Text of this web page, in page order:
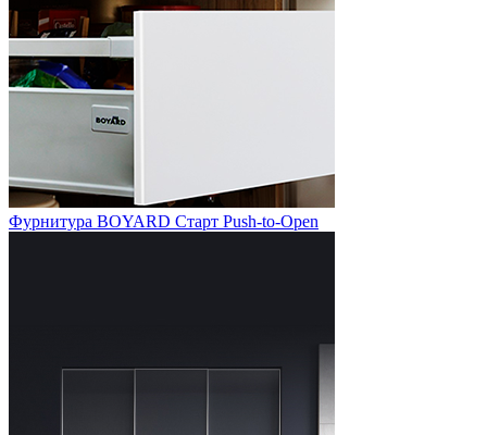
Фурнитура BOYARD Старт Push-to-Open